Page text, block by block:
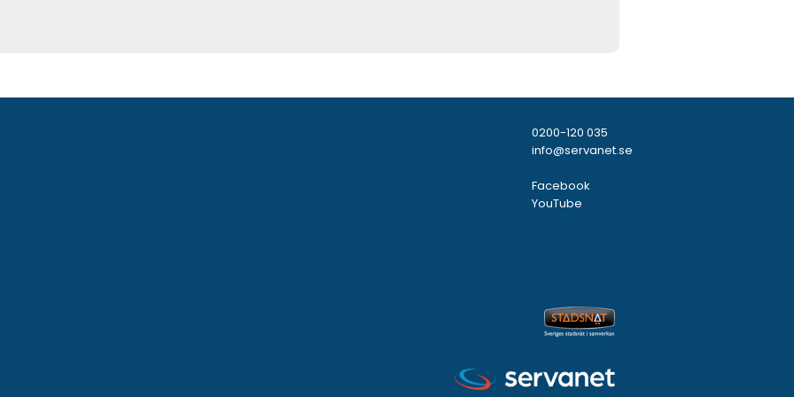
0200-120 035
info@servanet.se
Facebook
YouTube